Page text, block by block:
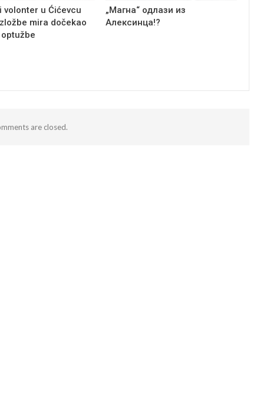
volonter u Ćićevcu
mira dočekao
„Магна“ одлази из
Алексинца!?
are closed.